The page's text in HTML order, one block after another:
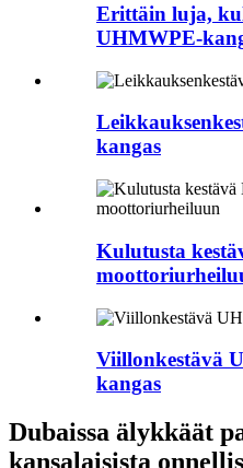
Erittäin luja,
UHMWPE-
kangas
Kulutusta
Viillonkestävä
kangas
Dubaissa älykkäät
kansalaisista